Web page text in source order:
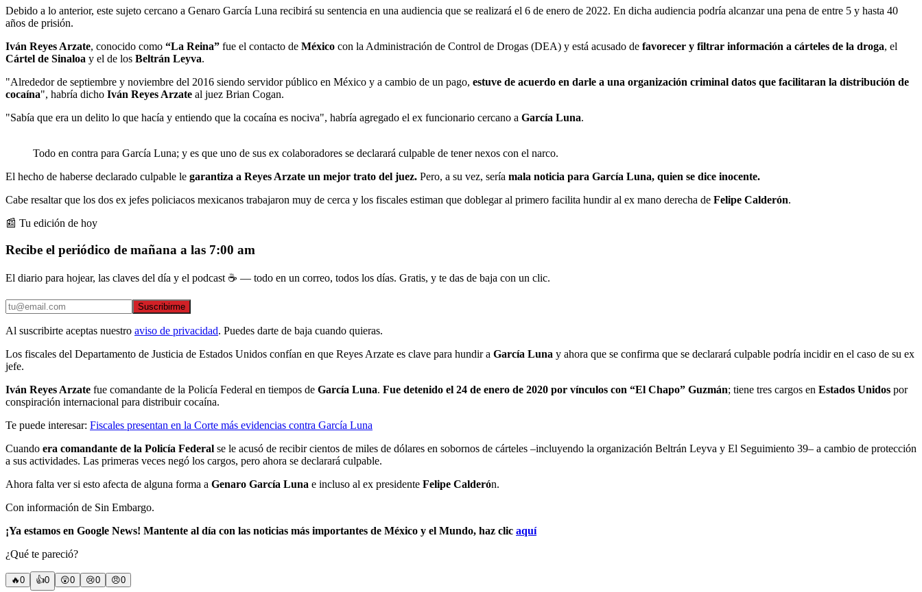
Debido a lo anterior, este sujeto cercano a Genaro García Luna recibirá su sentencia en una audiencia que se realizará el 6 de enero de 2022. En dicha audiencia podría alcanzar una pena de entre 5 y hasta 40
años de prisión.
Iván Reyes Arzate, conocido como “La Reina” fue el contacto de México con la Administración de Control de Drogas (DEA) y está acusado de favorecer y filtrar información a cárteles de la droga, el
Cártel de Sinaloa y el de los Beltrán Leyva.
"Alrededor de septiembre y noviembre del 2016 siendo servidor público en México y a cambio de un pago, estuve de acuerdo en darle a una organización criminal datos que facilitaran la distribución de
cocaína", habría dicho Iván Reyes Arzate al juez Brian Cogan.
"Sabía que era un delito lo que hacía y entiendo que la cocaína es nociva", habría agregado el ex funcionario cercano a García Luna.
Todo en contra para García Luna; y es que uno de sus ex colaboradores se declarará culpable de tener nexos con el narco.
El hecho de haberse declarado culpable le garantiza a Reyes Arzate un mejor trato del juez. Pero, a su vez, sería mala noticia para García Luna, quien se dice inocente.
Cabe resaltar que los dos ex jefes policiacos mexicanos trabajaron muy de cerca y los fiscales estiman que doblegar al primero facilita hundir al ex mano derecha de Felipe Calderón.
📰 Tu edición de hoy
Recibe el periódico de mañana a las 7:00 am
El diario para hojear, las claves del día y el podcast ☕ — todo en un correo, todos los días. Gratis, y te das de baja con un clic.
Suscribirme
Al suscribirte aceptas nuestro aviso de privacidad. Puedes darte de baja cuando quieras.
Los fiscales del Departamento de Justicia de Estados Unidos confían en que Reyes Arzate es clave para hundir a García Luna y ahora que se confirma que se declarará culpable podría incidir en el caso de su ex
jefe.
Iván Reyes Arzate fue comandante de la Policía Federal en tiempos de García Luna. Fue detenido el 24 de enero de 2020 por vínculos con “El Chapo” Guzmán; tiene tres cargos en Estados Unidos por
conspiración internacional para distribuir cocaína.
Te puede interesar: Fiscales presentan en la Corte más evidencias contra García Luna
Cuando era comandante de la Policía Federal se le acusó de recibir cientos de miles de dólares en sobornos de cárteles –incluyendo la organización Beltrán Leyva y El Seguimiento 39– a cambio de protección
a sus actividades. Las primeras veces negó los cargos, pero ahora se declarará culpable.
Ahora falta ver si esto afecta de alguna forma a Genaro García Luna e incluso al ex presidente Felipe Calderón.
Con información de Sin Embargo.
¡Ya estamos en Google News! Mantente al día con las noticias más importantes de México y el Mundo, haz clic aquí
¿Qué te pareció?
🔥0 👍0 😲0 😢0 😠0